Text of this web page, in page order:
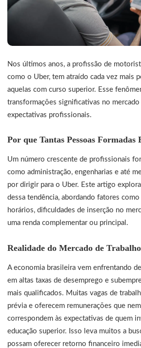
Nos últimos anos, a profissão de
como o Uber, tem atraído cada vez mais
aquelas com curso superior. Esse
transformações significativas no mercado
expectativas profissionais.
Por que Tantas Pessoas Formadas
Um número crescente de profissionais
como administração, engenharias e até
por dirigir para o Uber. Este artigo
dessa tendência, abordando fatores
horários, dificuldades de inserção no
uma renda complementar ou principal.
Realidade do Mercado de
A economia brasileira vem enfrentando
em altas taxas de desemprego e
mais qualificados. Muitas vagas de
prévia e oferecem remunerações que
correspondem às expectativas de quem
educação superior. Isso leva muitos a
possam oferecer retorno financeiro